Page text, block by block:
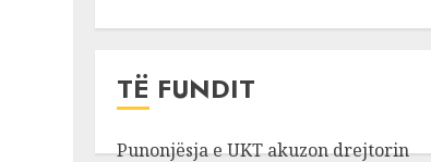
TË FUNDIT
Punonjësja e UKT akuzon drejtorin